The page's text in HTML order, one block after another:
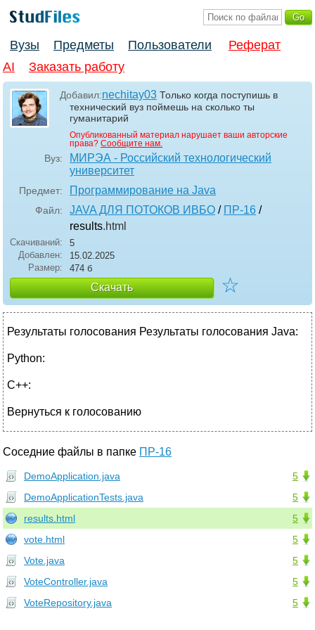
Вузы Предметы Пользователи
Реферат
AI
Заказать работу
Добавил:nechitay03 Только когда поступишь в
технический вуз поймешь на сколько ты
гуманитарий
Опубликованный материал нарушает ваши авторские
права? Сообщите нам.
Вуз:
МИРЭА - Российский технологический
университет
Предмет: Программирование на Java
Файл: JAVA ДЛЯ ПОТОКОВ ИВБО / ПР-16 /
results.html
Скачиваний:
5
Добавлен:
15.02.2025
Размер:
474 б
Скачать ☆
Результаты голосования Результаты голосования Java:
Python:
C++:
Вернуться к голосованию
Соседние файлы в папке ПР-16
5
DemoApplication.java
5
DemoApplicationTests.java
5
results.html
5
vote.html
5
Vote.java
5
VoteController.java
5
VoteRepository.java